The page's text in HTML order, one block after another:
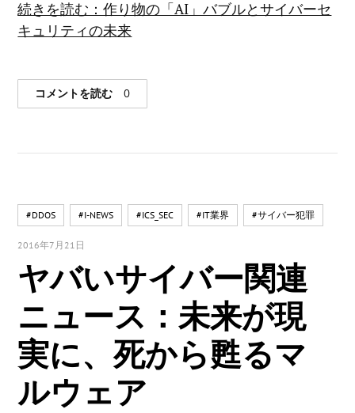
続きを読む：作り物の「AI」バブルとサイバーセ
キュリティの未来
コメントを読む 0
#DDOS #I-NEWS #ICS_SEC #IT業界 #サイバー犯罪
2016年7月21日
ヤバいサイバー関連
ニュース：未来が現
実に、死から甦るマ
ルウェア